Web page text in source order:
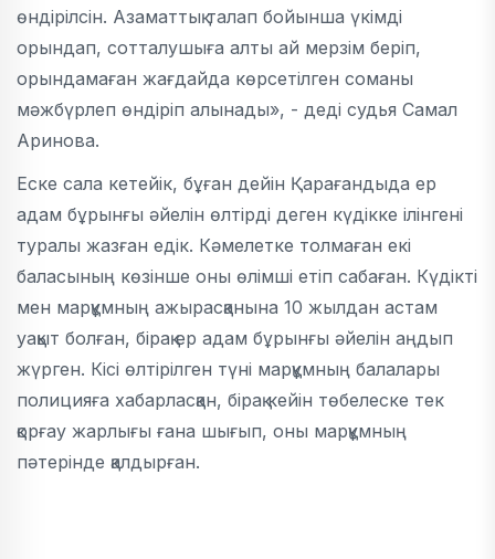
өндірілсін. Азаматтық талап бойынша үкімді
орындап, сотталушыға алты ай мерзім беріп,
орындамаған жағдайда көрсетілген соманы
мәжбүрлеп өндіріп алынады», - деді судья Самал
Аринова.
Еске сала кетейік, бұған дейін Қарағандыда ер
адам бұрынғы әйелін өлтірді деген күдікке ілінгені
туралы жазған едік. Кәмелетке толмаған екі
баласының көзінше оны өлімші етіп сабаған. Күдікті
мен марқұмның ажырасқанына 10 жылдан астам
уақыт болған, бірақ ер адам бұрынғы әйелін аңдып
жүрген. Кісі өлтірілген түні марқұмның балалары
полицияға хабарласқан, бірақ кейін төбелеске тек
қорғау жарлығы ғана шығып, оны марқұмның
пәтерінде қалдырған.